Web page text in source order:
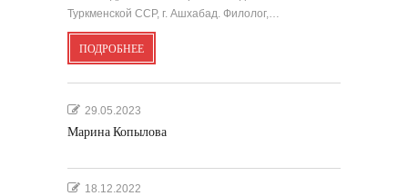
Туркменской ССР, г. Ашхабад. Филолог,…
ПОДРОБНЕЕ
29.05.2023
Марина Копылова
18.12.2022